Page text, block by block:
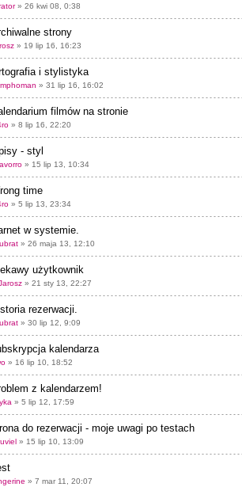
» 26 kwi 08, 0:38
strony
» 19 lip 16, 16:23
i stylistyka
» 31 lip 16, 16:02
filmów na stronie
» 8 lip 16, 22:20
- styl
» 15 lip 13, 10:34
time
» 5 lip 13, 23:34
w systemie.
» 26 maja 13, 12:10
użytkownik
» 21 sty 13, 22:27
rezerwacji.
» 30 lip 12, 9:09
kalendarza
» 16 lip 10, 18:52
z kalendarzem!
» 5 lip 12, 17:59
do rezerwacji - moje uwagi po testach
» 15 lip 10, 13:09
» 7 mar 11, 20:07